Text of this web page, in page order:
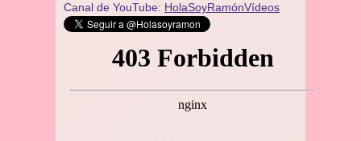
Canal de YouTube: HolaSoyRamónVídeos